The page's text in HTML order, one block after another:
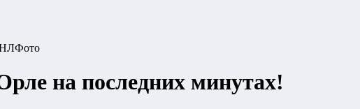
Фото
на последних минутах!